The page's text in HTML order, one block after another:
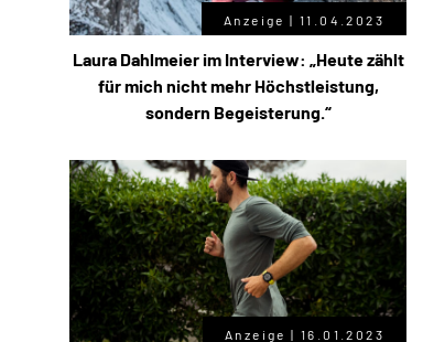
Anzeige | 11.04.2023
Laura Dahlmeier im Interview: „Heute zählt
für mich nicht mehr Höchstleistung,
sondern Begeisterung.“
Anzeige | 16.01.2023